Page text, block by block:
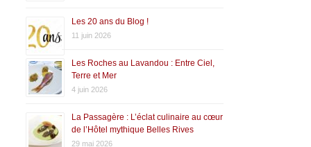
Les 20 ans du Blog !
11 juin 2026
Les Roches au Lavandou : Entre Ciel,
Terre et Mer
4 juin 2026
La Passagère : L’éclat culinaire au cœur
de l’Hôtel mythique Belles Rives
29 mai 2026